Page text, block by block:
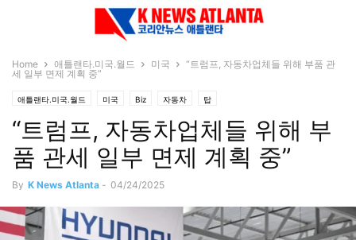
Home 애틀랜타.미국.월드 미국
“트럼프, 자동차업체들 위해 부품 관
세 일부 면제 계획 중”
애틀랜타.미국.월드 미국 Biz 자동차 탑
“트럼프, 자동차업체들 위해 부
품 관세 일부 면제 계획 중”
By K News Atlanta - 04/24/2025